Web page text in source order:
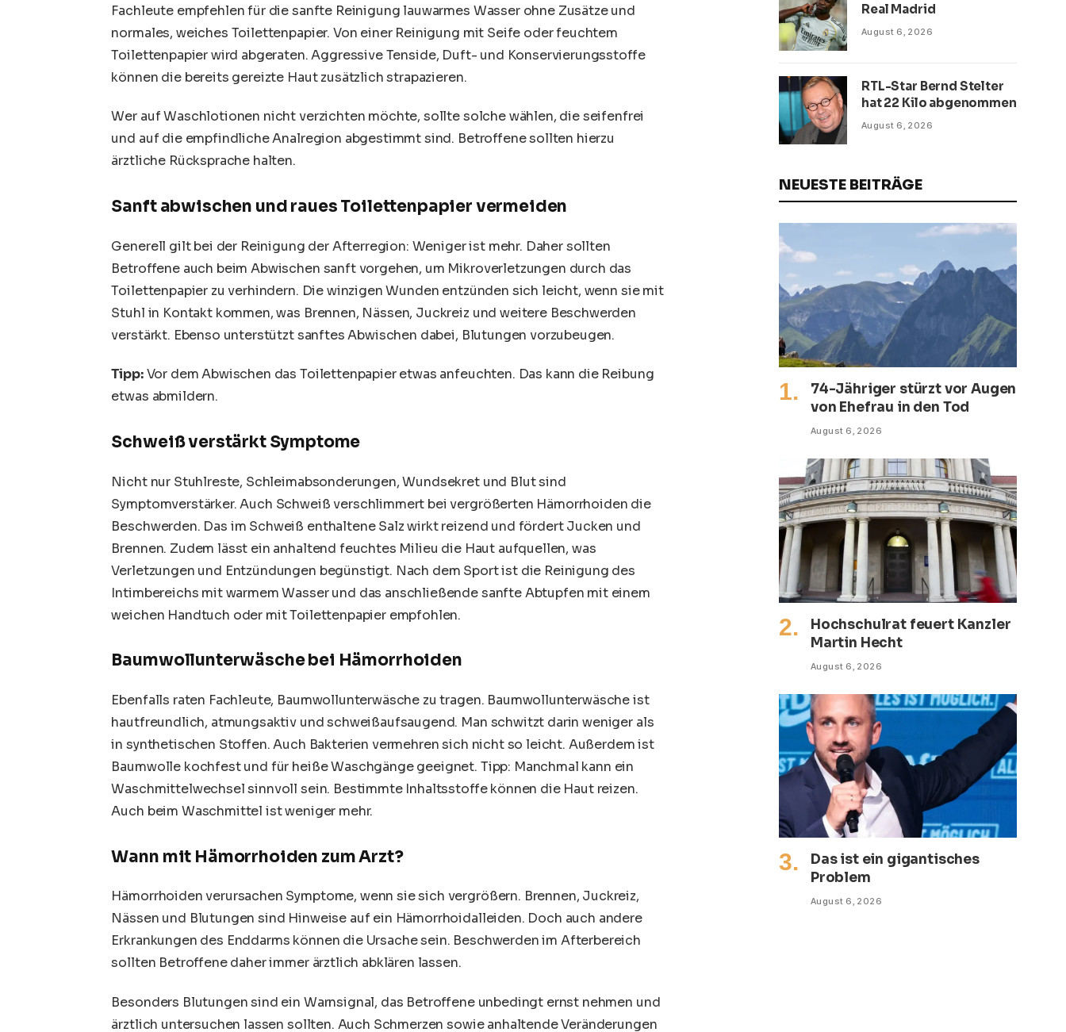
Fachleute empfehlen für die sanfte Reinigung lauwarmes Wasser ohne Zusätze und
normales, weiches Toilettenpapier. Von einer Reinigung mit Seife oder feuchtem
Toilettenpapier wird abgeraten. AggressiveTenside, Duft- und Konservierungsstoffe
können die bereits gereizte Haut zusätzlich strapazieren.
Wer auf Waschlotionen nicht verzichten möchte, sollte solche wählen, die seifenfrei
und auf die empfindliche Analregion abgestimmt sind. Betroffene sollten hierzu
ärztliche Rücksprache halten.
Sanft abwischen und raues Toilettenpapier vermeiden
Generell gilt bei der Reinigung der Afterregion: Weniger ist mehr. Daher sollten
Betroffene auch beim Abwischen sanft vorgehen, um Mikroverletzungen durch das
Toilettenpapier zu verhindern. Die winzigen Wunden entzünden sich leicht, wenn sie mit
Stuhl in Kontakt kommen, was Brennen, Nässen, Juckreiz und weitere Beschwerden
verstärkt. Ebenso unterstützt sanftes Abwischen dabei, Blutungen vorzubeugen.
Tipp:Vor dem Abwischen das Toilettenpapier etwas anfeuchten. Das kann die Reibung
etwas abmildern.
Schweiß verstärkt Symptome
Nicht nur Stuhlreste, Schleimabsonderungen, Wundsekret und Blut sind
Symptomverstärker. Auch Schweiß verschlimmert bei vergrößerten Hämorrhoiden die
Beschwerden. Das im Schweiß enthaltene Salz wirkt reizend und fördert Jucken und
Brennen. Zudem lässt ein anhaltend feuchtes Milieu die Haut aufquellen, was
Verletzungen und Entzündungen begünstigt. Nach dem Sport ist die Reinigung des
Intimbereichs mit warmem Wasser und das anschließende sanfte Abtupfen mit einem
weichen Handtuch oder mit Toilettenpapier empfohlen.
Baumwollunterwäsche bei Hämorrhoiden
Ebenfalls raten Fachleute, Baumwollunterwäsche zu tragen. Baumwollunterwäsche ist
hautfreundlich, atmungsaktiv und schweißaufsaugend. Man schwitzt darin weniger als
in synthetischen Stoffen. Auch Bakterien vermehren sich nicht so leicht. Außerdem ist
Baumwolle kochfest und für heiße Waschgänge geeignet. Tipp: Manchmal kann ein
Waschmittelwechsel sinnvoll sein. Bestimmte Inhaltsstoffe können die Haut reizen.
Auch beim Waschmittel ist weniger mehr.
Wann mit Hämorrhoiden zum Arzt?
Hämorrhoiden verursachen Symptome, wenn sie sich vergrößern. Brennen, Juckreiz,
Nässen und Blutungen sind Hinweise auf ein Hämorrhoidalleiden. Doch auch andere
Erkrankungen des Enddarms können die Ursache sein. Beschwerden im Afterbereich
sollten Betroffene daher immer ärztlich abklären lassen.
Besonders Blutungen sind ein Warnsignal, das Betroffene unbedingt ernst nehmen und
ärztlich untersuchen lassen sollten. Auch Schmerzen sowie anhaltende Veränderungen
Real Madrid
August 6, 2026
RTL-Star Bernd Stelter
hat 22 Kilo abgenommen
August 6, 2026
NEUESTE BEITRÄGE
74-Jähriger stürzt vor Augen
von Ehefrau in den Tod
August 6, 2026
Hochschulrat feuert Kanzler
Martin Hecht
August 6, 2026
Das ist ein gigantisches
Problem
August 6, 2026